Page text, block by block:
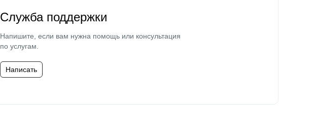
Служба поддержки
Напишите, если вам нужна помощь или консультация
по услугам.
Написать